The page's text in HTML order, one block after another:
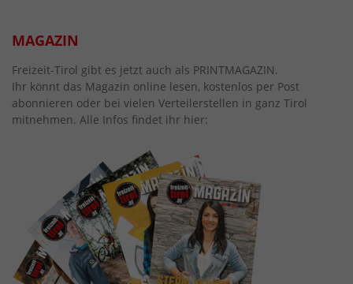
MAGAZIN
Freizeit-Tirol gibt es jetzt auch als PRINTMAGAZIN.
Ihr könnt das Magazin online lesen, kostenlos per Post
abonnieren oder bei vielen Verteilerstellen in ganz Tirol
mitnehmen. Alle Infos findet ihr hier: